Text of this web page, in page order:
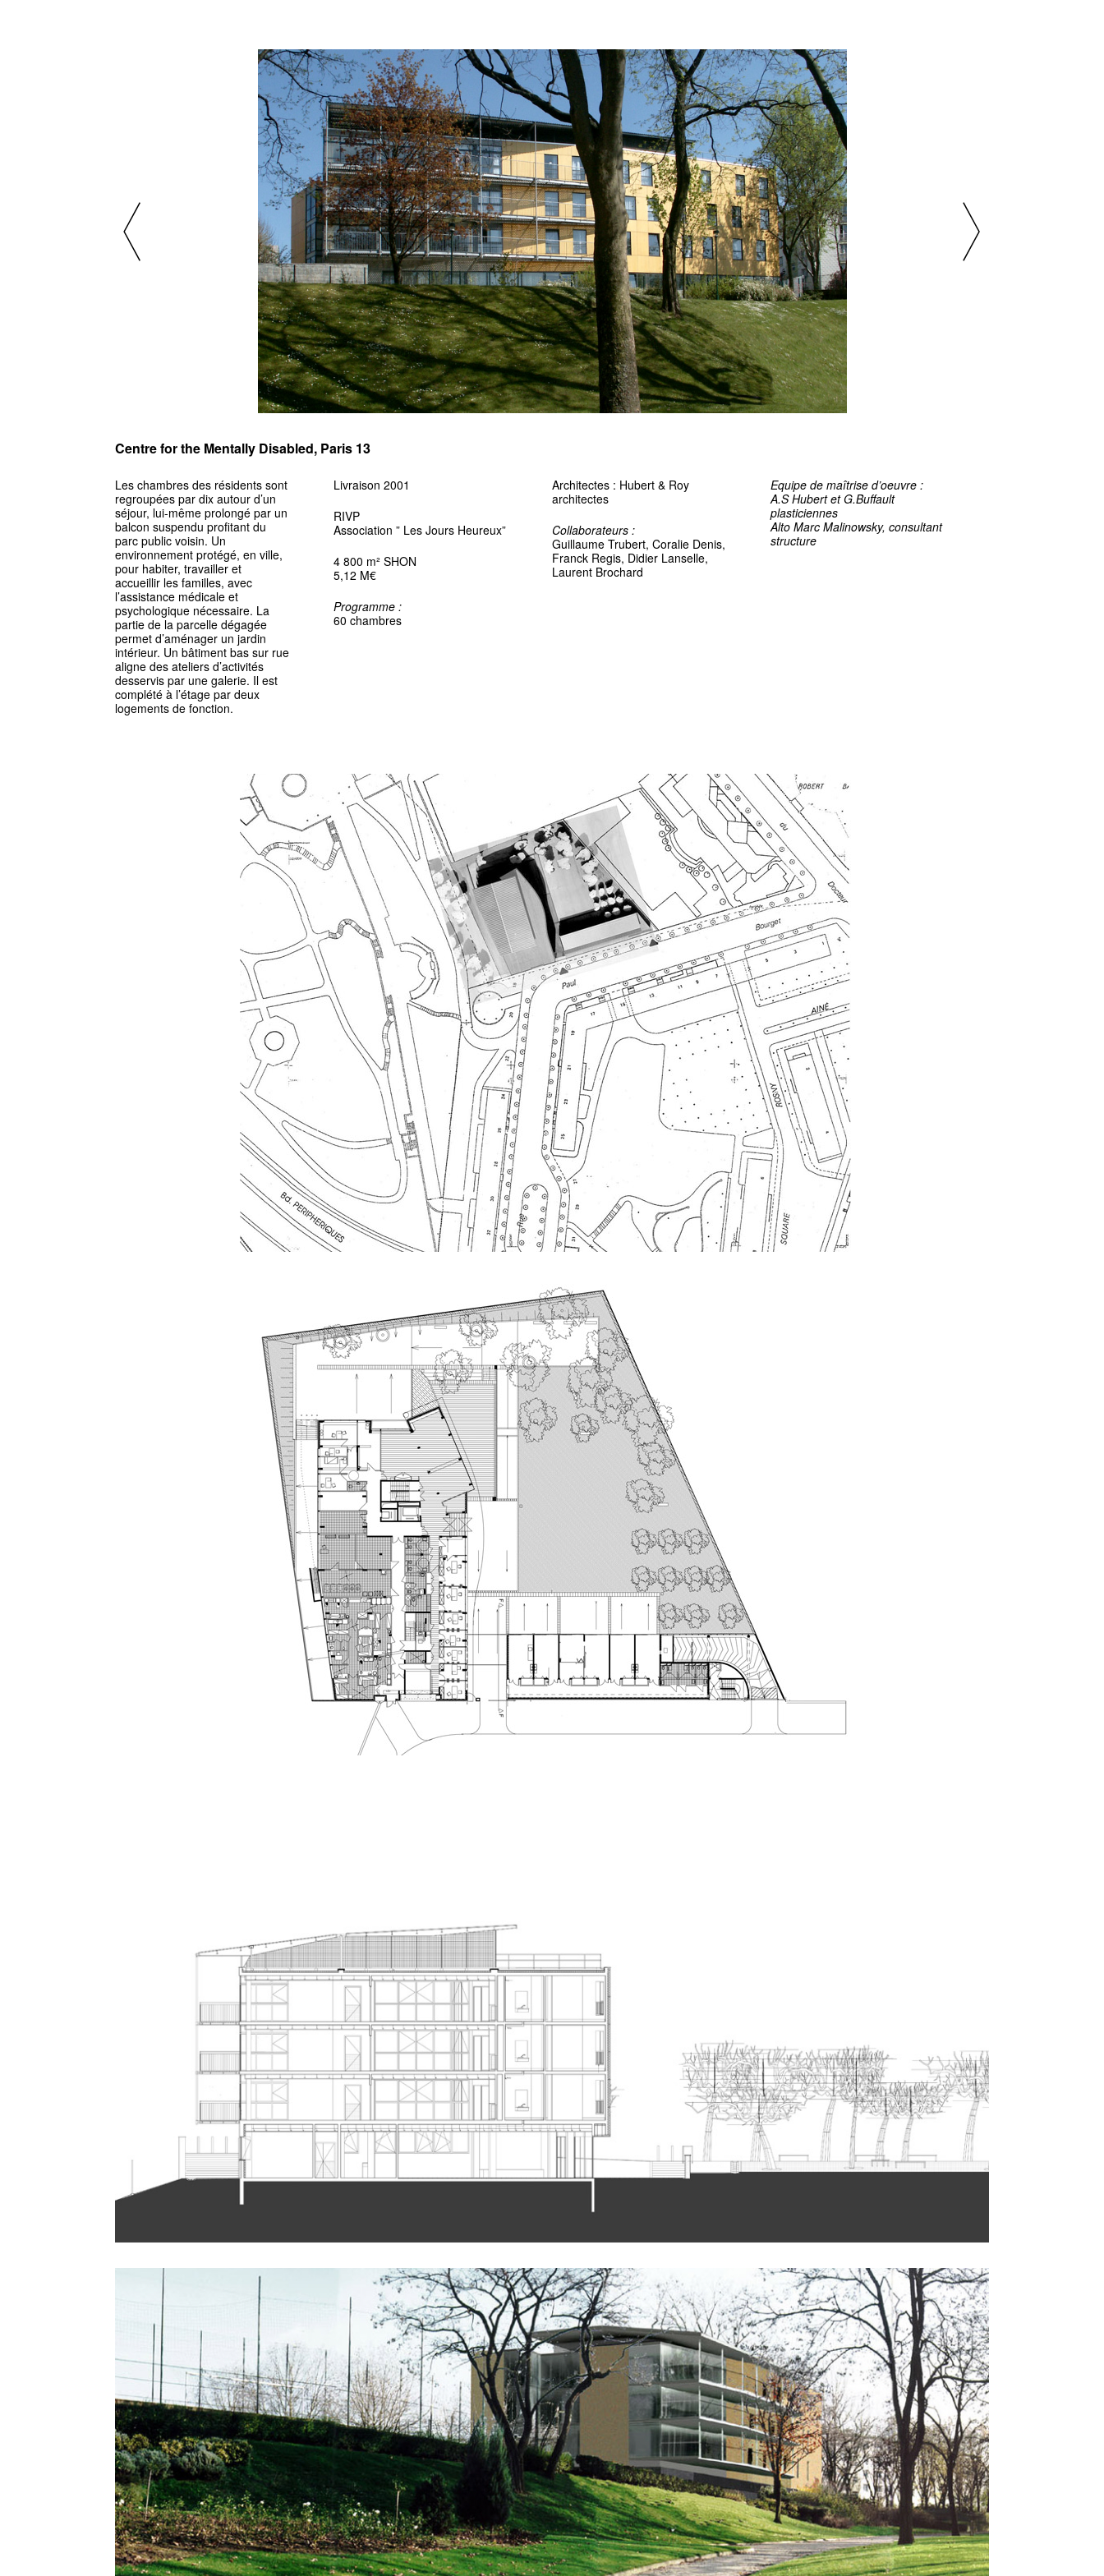
Centre for the Mentally Disabled, Paris 13
Les chambres des résidents sont
regroupées par dix autour d’un
séjour, lui-même prolongé par un
balcon suspendu profitant du
parc public voisin. Un
environnement protégé, en ville,
pour habiter, travailler et
accueillir les familles, avec
l’assistance médicale et
psychologique nécessaire. La
partie de la parcelle dégagée
permet d’aménager un jardin
intérieur. Un bâtiment bas sur rue
aligne des ateliers d’activités
desservis par une galerie. Il est
complété à l’étage par deux
logements de fonction.
Livraison 2001
RIVP
Association ” Les Jours Heureux”
4 800 m² SHON
5,12 M€
Programme :
60 chambres
Architectes : Hubert & Roy
architectes
Collaborateurs :
Guillaume Trubert, Coralie Denis,
Franck Regis, Didier Lanselle,
Laurent Brochard
Equipe de maîtrise d’oeuvre :
A.S Hubert et G.Buffault
plasticiennes
Alto Marc Malinowsky, consultant
structure